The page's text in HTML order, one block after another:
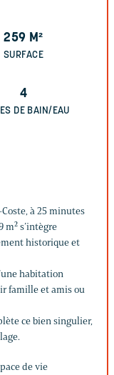
259 M²
SURFACE
4
DE BAIN/EAU
à 25 minutes
m² s’intègre
historique et
habitation
famille et amis ou
ce bien singulier,
de vie